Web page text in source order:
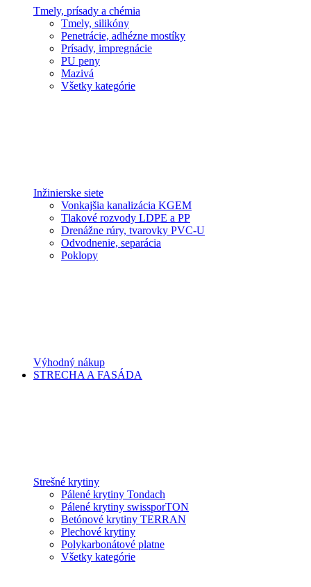
Tmely, prísady a chémia
Tmely, silikóny
Penetrácie, adhézne mostíky
Prísady, impregnácie
PU peny
Mazivá
Všetky kategórie
Inžinierske siete
Vonkajšia kanalizácia KGEM
Tlakové rozvody LDPE a PP
Drenážne rúry, tvarovky PVC-U
Odvodnenie, separácia
Poklopy
Výhodný nákup
STRECHA A FASÁDA
Strešné krytiny
Pálené krytiny Tondach
Pálené krytiny swissporTON
Betónové krytiny TERRAN
Plechové krytiny
Polykarbonátové platne
Všetky kategórie